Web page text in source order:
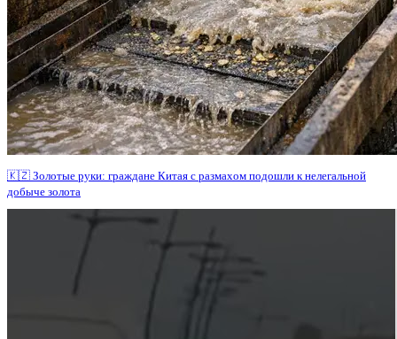
🇰🇿 Золотые руки: граждане Китая с размахом подошли к нелегальной
добыче золота